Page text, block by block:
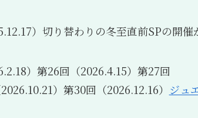
）切り替わりの冬至直前SPの開催
）第26回（2026.4.15）第27回
）第30回（2026.12.16） ジュ